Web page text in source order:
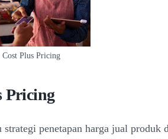
Cost Plus Pricing
Pricing
penetapan harga jual produk